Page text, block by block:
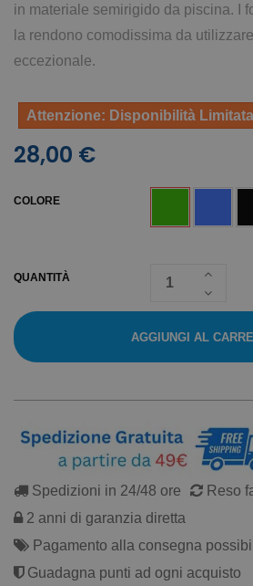
in materiale semirigido da piscina. I
la rendono comodissima da
eccezionale.
Attenzione: Disponibilità
28,00 €
COLORE
QUANTITÀ
AGGIUNGI AL
Spedizioni in 24/48 ore
Reso
2 anni di garanzia diretta
Pagamento alla consegna
Guadagna punti ad ogni acquisto